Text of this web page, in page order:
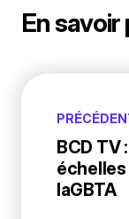
En savoir
BCD TV
échelles
laGBTA